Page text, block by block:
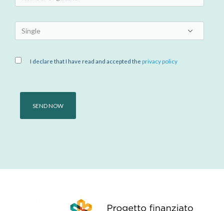
I declare that I have read and accepted the privacy policy